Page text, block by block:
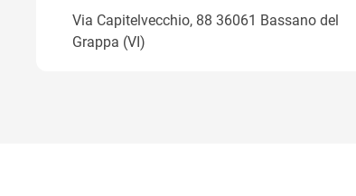
Via Capitelvecchio, 88 36061 Bassano del
Grappa (VI)